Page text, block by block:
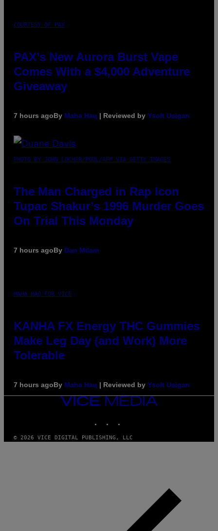
COURTESY OF PAX
PAX’s New Aurora Burst Vape
Comes With a $4,000 Adventure
Giveaway
7 hours agoBy Maha Haq | Reviewed by Ysolt Usigan
PHOTO BY JOHN LOCHER/POOL/AFP VIA GETTY IMAGES
The Man Charged in Rap Icon
Tupac Shakur’s 1996 Murder Goes
On Trial This Monday
7 hours agoBy Dan Milam
MAHA HAQ FOR VICE
KANHA FX Energy THC Gummies
Make Leg Day (and Work) More
Tolerable
7 hours agoBy Maha Haq | Reviewed by Ysolt Usigan
VICE
© 2026 VICE DIGITAL PUBLISHING, LLC